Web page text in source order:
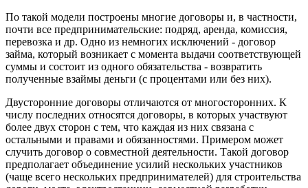
По такой модели построены многие договоры и, в частности,
почти все предпринимательские: подряд, аренда, комиссия,
перевозка и др. Одно из немногих исключений - договор
займа, который возникает с момента выдачи соответствующей
суммы и состоит из одного обязательства - возвратить
полученные взаймы деньги (с процентами или без них).
Двусторонние договоры отличаются от многосторонних. К
числу последних относятся договоры, в которых участвуют
более двух сторон с тем, что каждая из них связана с
остальными и правами и обязанностями. Примером может
случить договор о совместной деятельности. Такой договор
предполагает объединение усилий нескольких участников
(чаще всего нескольких предпринимателей) для строительства